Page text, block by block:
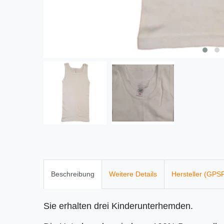
Beschreibung Weitere Details Hersteller
Sie erhalten drei Kinderunterhemden.